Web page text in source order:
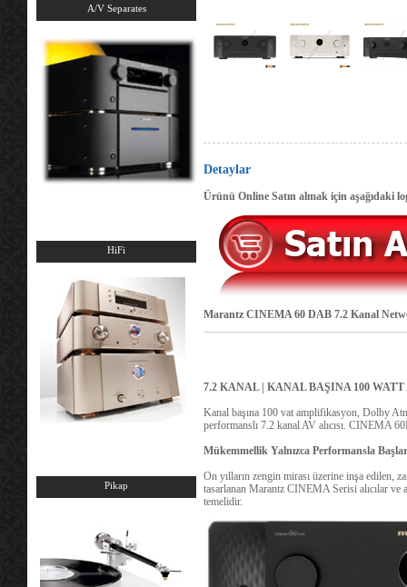
A/V Separates
HiFi
Pikap
Detaylar
Ürünü Online Satın almak için aşağıdaki
Marantz CINEMA 60 DAB 7.2 Kanal
7.2 KANAL | KANAL BAŞINA 100
Kanal başına 100 vat amplifikasyon, Dolby
performanslı 7.2 kanal AV alıcısı. CINEMA
Mükemmellik Yalnızca Performansla Başlar
On yılların zengin mirası üzerine inşa edilen,
tasarlanan Marantz CINEMA Serisi alıcılar
temelidir.